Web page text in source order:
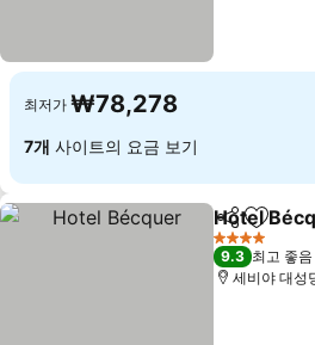
최저가 ₩78,278
7개 사이트의 요금 보기
공유 즐겨찾
Hotel
4 성급
9.3 최고 좋음
세비야 대성